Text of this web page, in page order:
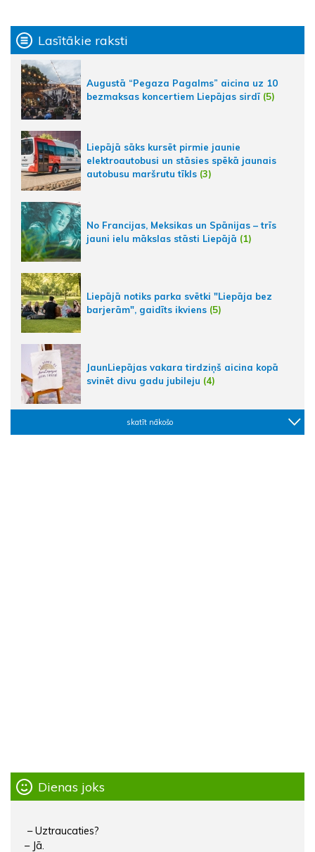
Lasītākie raksti
Augustā “Pegaza Pagalms” aicina uz 10
bezmaksas koncertiem Liepājas sirdī (5)
Liepājā sāks kursēt pirmie jaunie
elektroautobusi un stāsies spēkā jaunais
autobusu maršrutu tīkls (3)
No Francijas, Meksikas un Spānijas – trīs
jauni ielu mākslas stāsti Liepājā (1)
Liepājā notiks parka svētki "Liepāja bez
barjerām", gaidīts ikviens (5)
JaunLiepājas vakara tirdziņš aicina kopā
svinēt divu gadu jubileju (4)
skatīt nākošo
Dienas joks
– Uztraucaties?
– Jā.